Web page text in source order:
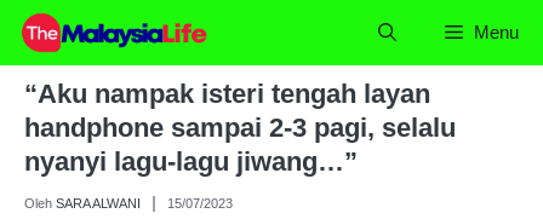
Skip
content
Menu
“Aku nampak isteri tengah layan
handphone sampai 2-3 pagi, selalu
nyanyi lagu-lagu jiwang…”
Oleh SARA ALWANI 15/07/2023